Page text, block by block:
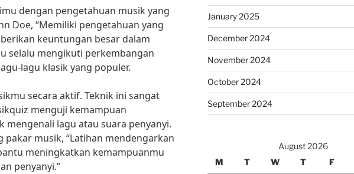
dengan pengetahuan musik yang
Doe, “Memiliki pengetahuan yang
keuntungan besar dalam
selalu mengikuti perkembangan
lagu klasik yang populer.
secara aktif. Teknik ini sangat
menguji kemampuan
mengenali lagu atau suara penyanyi.
pakar musik, “Latihan mendengarkan
meningkatkan kemampuanmu
penyanyi.”
January 2025
December 2024
November 2024
October 2024
September 2024
August 2026
M
T W T F